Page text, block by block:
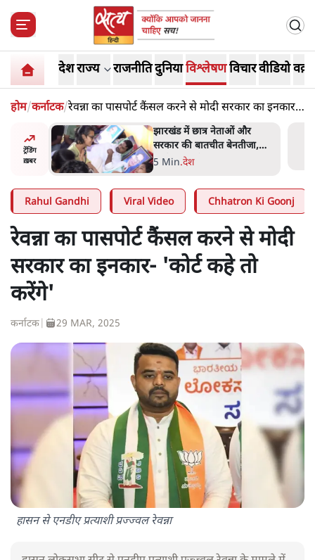
देशराज्य राजनीतिदुनियाविश्लेषणविचारवीडियो
होम/कर्नाटक/रेवन्ना का पासपोर्ट कैंसल करने से मोदी सरकार का इनकार-
'कोर्ट कहे तो करेंगे'
ट्रेंडिंग
ख़बर
' अंडों
सेनानी
झारखंड में छात्र नेताओं और
सरकार की बातचीत बेनतीजा,
आंदोलन जारी
5 Min.देश
Rahul Gandhi Viral Video Chhatron Ki Goonj
रेवन्ना का पासपोर्ट कैंसल करने से मोदी
सरकार का इनकार- 'कोर्ट कहे तो
करेंगे'
कर्नाटक 29 MAR, 2025
हासन से एनडीए प्रत्याशी प्रज्ज्वल रेवन्ना